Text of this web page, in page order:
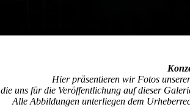
Hier präsentieren wir Fotos
die uns für die Veröffentlichung auf dieser
Alle Abbildungen unterliegen dem